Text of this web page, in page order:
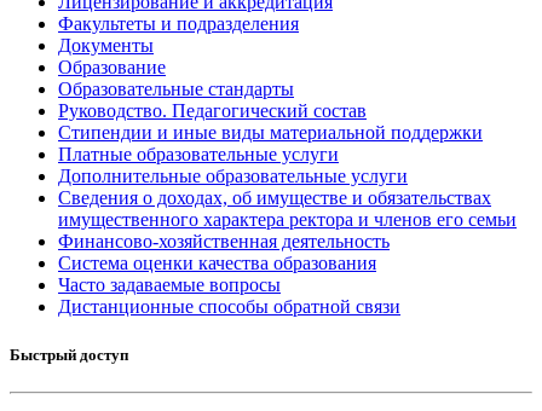
Факультеты и подразделения
Документы
Образование
Образовательные стандарты
Руководство. Педагогический состав
Стипендии и иные виды материальной поддержки
Платные образовательные услуги
Дополнительные образовательные услуги
Сведения о доходах, об имуществе и обязательствах
имущественного характера ректора и членов его семьи
Финансово-хозяйственная деятельность
Система оценки качества образования
Часто задаваемые вопросы
Дистанционные способы обратной связи
Быстрый доступ